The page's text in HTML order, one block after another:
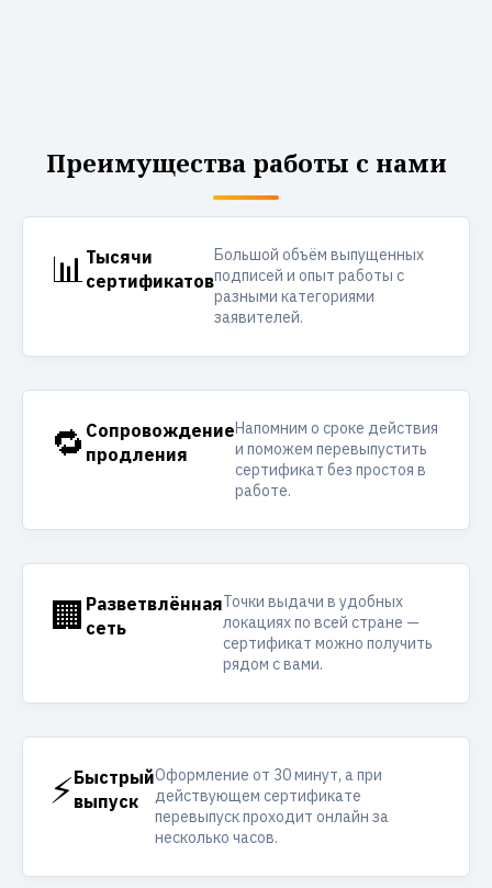
Преимущества работы с нами
📊 Тысячи
сертификатов
Большой объём выпущенных
подписей и опыт работы с
разными категориями
заявителей.
🔁 Сопровождение
продления
Напомним о сроке действия
и поможем перевыпустить
сертификат без простоя в
работе.
🏢 Разветвлённая
сеть
Точки выдачи в удобных
локациях по всей стране —
сертификат можно получить
рядом с вами.
⚡Быстрый
выпуск
Оформление от 30 минут, а при
действующем сертификате
перевыпуск проходит онлайн за
несколько часов.